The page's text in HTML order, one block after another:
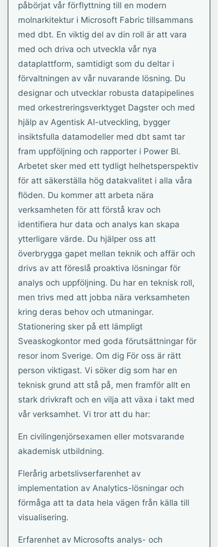
påbörjat vår förflyttning till en modern
molnarkitektur i Microsoft Fabric tillsammans
med dbt. En viktig del av din roll är att vara
med och driva och utveckla vår nya
dataplattform, samtidigt som du deltar i
förvaltningen av vår nuvarande lösning. Du
designar och utvecklar robusta datapipelines
med orkestreringsverktyget Dagster och med
hjälp av Agentisk AI-utveckling, bygger
insiktsfulla datamodeller med dbt samt tar
fram uppföljning och rapporter i Power BI.
Arbetet sker med ett tydligt helhetsperspektiv
för att säkerställa hög datakvalitet i alla våra
flöden. Du kommer att arbeta nära
verksamheten för att förstå krav och
identifiera hur data och analys kan skapa
ytterligare värde. Du hjälper oss att
överbrygga gapet mellan teknik och affär och
drivs av att föreslå proaktiva lösningar för
analys och uppföljning. Du har en teknisk roll,
men trivs med att jobba nära verksamheten
kring deras behov och utmaningar.
Stationering sker på ett lämpligt
Sveaskogkontor med goda förutsättningar för
resor inom Sverige. Om dig För oss är rätt
person viktigast. Vi söker dig som har en
teknisk grund att stå på, men framför allt en
stark drivkraft och en vilja att växa i takt med
vår verksamhet. Vi tror att du har:
En civilingenjörsexamen eller motsvarande
akademisk utbildning.
Flerårig arbetslivserfarenhet av
implementation av Analytics-lösningar och
förmåga att ta data hela vägen från källa till
visualisering.
Erfarenhet av Microsofts analys- och